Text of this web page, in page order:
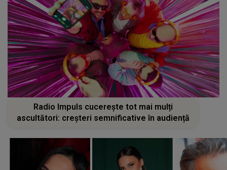
Radio Impuls cucerește tot mai mulți
ascultători: creșteri semnificative în audiență